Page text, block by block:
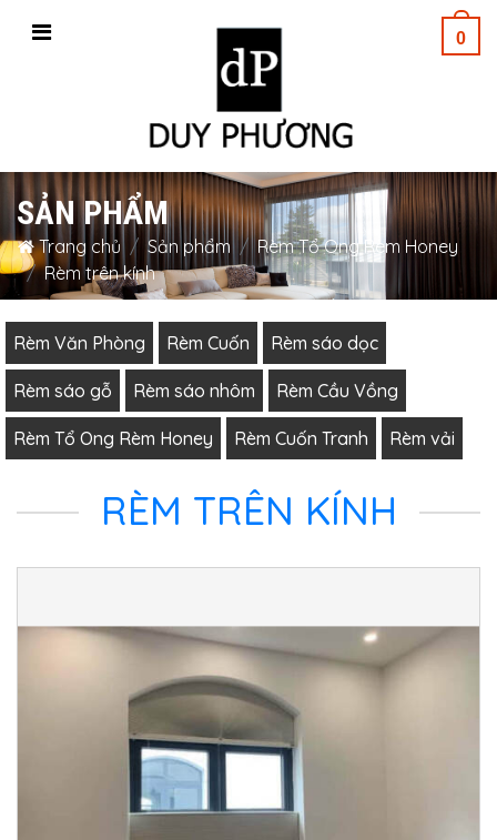
0
SẢN PHẨM
Trang chủ Sản phẩm
Rèm Tổ Ong Rèm Honey
Rèm trên kính
Rèm Văn Phòng Rèm Cuốn Rèm sáo dọc
Rèm sáo gỗ Rèm sáo nhôm Rèm Cầu Vồng
Rèm Tổ Ong Rèm Honey Rèm Cuốn Tranh Rèm vải
RÈM TRÊN KÍNH